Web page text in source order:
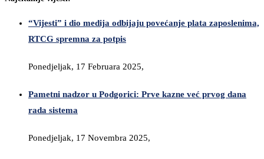
“Vijesti” i dio medija odbijaju povećanje plata zaposlenima,
RTCG spremna za potpis
Ponedjeljak, 17 Februara 2025,
Pametni nadzor u Podgorici: Prve kazne već prvog dana
rada sistema
Ponedjeljak, 17 Novembra 2025,